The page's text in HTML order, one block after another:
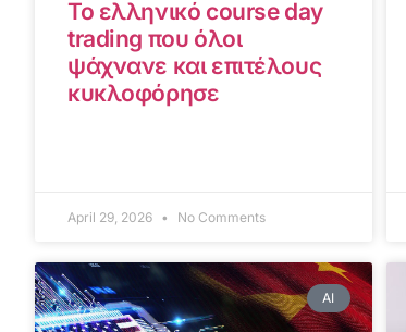
Το ελληνικό course day
trading που όλοι
ψάχνανε και επιτέλους
κυκλοφόρησε
April 29, 2026 No Comments
AI